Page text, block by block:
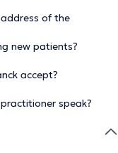
of the
new patients?
accept?
speak?